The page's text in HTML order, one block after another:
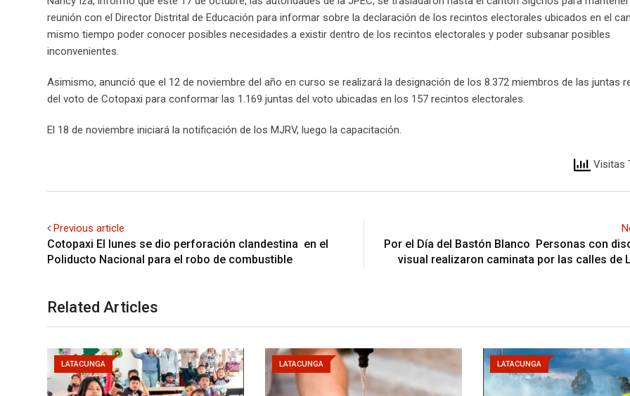
reunión con el Director Distrital de Educación para informar sobre la declaración de los recintos electorales ubicados en el
mismo tiempo poder conocer posibles necesidades a existir dentro de los recintos electorales y poder subsanar posibles
inconvenientes.
Asimismo, anunció que el 12 de noviembre del año en curso se realizará la designación de los 8.372 miembros de las juntas
del voto de Cotopaxi para conformar las 1.169 juntas del voto ubicadas en los 157 recintos electorales.
El 18 de noviembre iniciará la notificación de los MJRV, luego la capacitación.
Visitas
Previous article
Cotopaxi El lunes se dio perforación clandestina en el
Poliducto Nacional para el robo de combustible
Por el Día del Bastón Blanco Personas con
visual realizaron caminata por las calles de
Related Articles
LATACUNGA LATACUNGA LATACUNGA